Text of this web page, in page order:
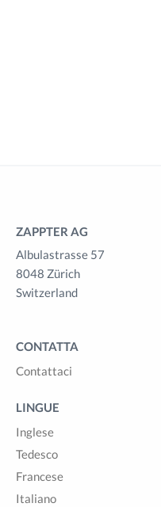
ZAPPTER AG
Albulastrasse 57
8048 Zürich
Switzerland
CONTATTA
Contattaci
LINGUE
Inglese
Tedesco
Francese
Italiano